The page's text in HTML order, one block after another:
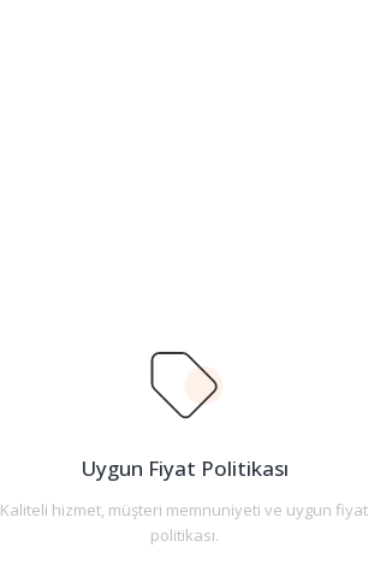
Uygun Fiyat Politikası
Kaliteli hizmet, müşteri memnuniyeti ve uygun fiyat
politikası.